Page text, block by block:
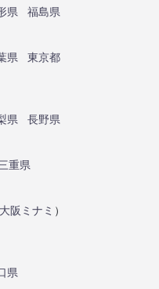
県
福島県
県
東京都
県
長野県
重県
大阪ミナミ ）
県